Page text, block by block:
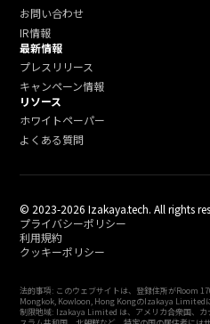
お問い合わせ
IR情報
最新情報
プレスリリース
キャンペーン情報
リソース
ホワイトペーパー
よくある質問
© 2023-2026 Izakaya.tech. All rights
プライバシーポリシー
利用規約
クッキーポリシー
法的事項: このウェブサイトは、登録住所がRoom
Mongkok, Kowloon, Hong KongのIzakaya Limited
制限地域: Izakaya Limited は、アメリカ合衆国、カ